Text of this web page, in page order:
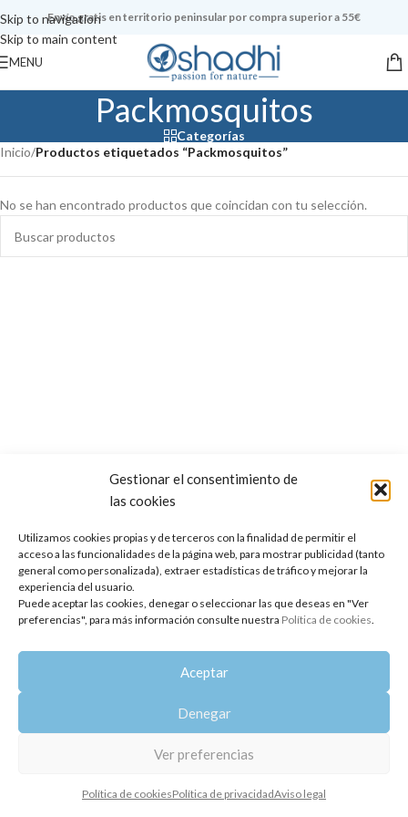
Gestionar el consentimiento de
las cookies
Utilizamos cookies propias y de terceros con la finalidad de permitir el
acceso a las funcionalidades de la página web, para mostrar publicidad (tanto
general como personalizada), extraer estadísticas de tráfico y mejorar la
experiencia del usuario.
Puede aceptar las cookies, denegar o seleccionar las que deseas en "Ver
preferencias", para más información consulte nuestra Política de cookies.
Aceptar
Denegar
Ver preferencias
Política de cookiesPolítica de privacidadAviso legal
Skip to navigation
Skip to main content
Envío gratis en territorio peninsular por compra superior a 55€
MENU
Packmosquitos
Categorías
Inicio/Productos etiquetados “Packmosquitos”
No se han encontrado productos que coincidan con tu selección.
Copyright 2014-2025
Política de privacidad Aviso legal | Política de cookies